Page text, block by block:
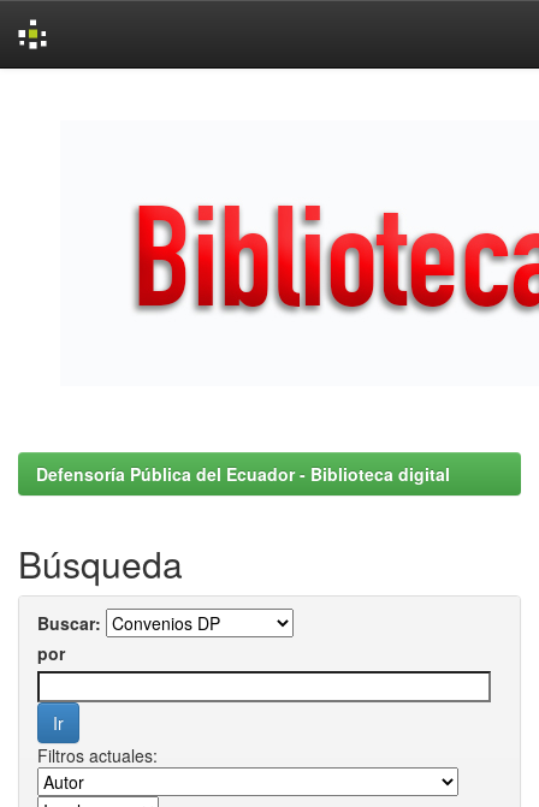
Defensoría Pública del Ecuador - Biblioteca digital
Búsqueda
Buscar:
por
Filtros actuales: